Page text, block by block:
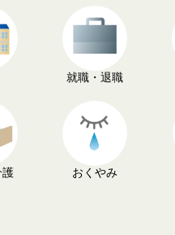
就職・退職
護 おくやみ